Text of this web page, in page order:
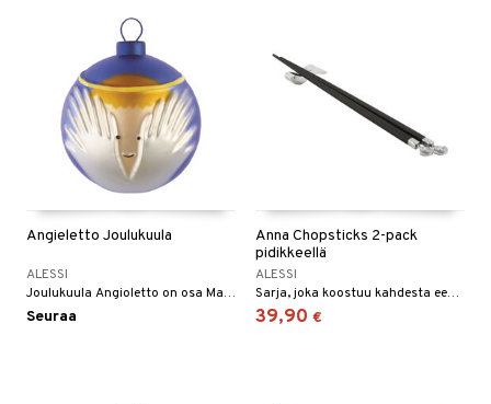
Angieletto Joulukuula
ALESSI
Joulukuula Angioletto on osa Marcello Jorin suunnittelemaa Le Palle Presepe -projektia.
Seuraa
Anna Chopsticks 2-pack
pidikkeellä
ALESSI
Sarja, joka koostuu kahdesta eebenpuusta valmistetusta syömäpuikosta ja 18/10 ruostumattomasta teräksestä valmistetusta telineestä.
39,90 €